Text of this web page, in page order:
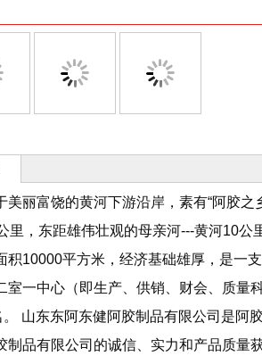
美丽富饶的黄河下游沿岸，素有“阿胶
里，东距雄伟壮观的母亲河---黄河10
积10000平方米，经济基础雄厚，是一
室一中心（即生产、供销、财会、质量
山东东阿东健阿胶制品有限公司是阿
制品有限公司的诚信、实力和产品质量